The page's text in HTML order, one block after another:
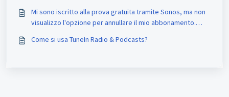
Mi sono iscritto alla prova gratuita tramite Sonos, ma non
visualizzo l'opzione per annullare il mio abbonamento.
Come si usa TuneIn Radio & Podcasts?